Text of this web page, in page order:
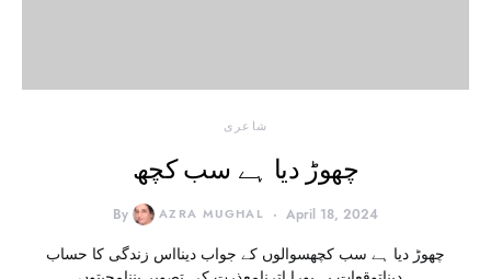
شاعری
چھوڑ دیا ہے سب کچھ
By AZRA MUGHAL April 18, 2024
چھوڑ دیا ہے سب کچھسوالوں کے جواب دینااس زندگی کا حساب